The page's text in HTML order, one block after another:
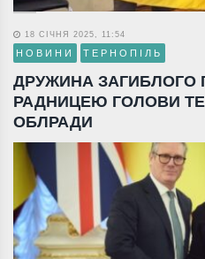
18 СІЧНЯ 2025, 11:54
НОВИНИ ТЕРНОПІЛЬ
ДРУЖИНА ЗАГИБЛОГО
РАДНИЦЕЮ ГОЛОВИ
ОБЛРАДИ